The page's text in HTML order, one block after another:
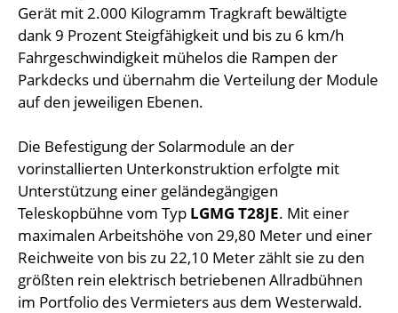
Gerät mit 2.000 Kilogramm Tragkraft bewältigte
dank 9 Prozent Steigfähigkeit und bis zu 6 km/h
Fahrgeschwindigkeit mühelos die Rampen der
Parkdecks und übernahm die Verteilung der Module
auf den jeweiligen Ebenen.
Die Befestigung der Solarmodule an der
vorinstallierten Unterkonstruktion erfolgte mit
Unterstützung einer geländegängigen
Teleskopbühne vom Typ LGMG T28JE. Mit einer
maximalen Arbeitshöhe von 29,80 Meter und einer
Reichweite von bis zu 22,10 Meter zählt sie zu den
größten rein elektrisch betriebenen Allradbühnen
im Portfolio des Vermieters aus dem Westerwald.